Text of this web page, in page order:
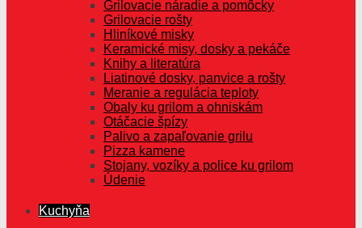
Grilovacie náradie a pomôcky
Grilovacie rošty
Hliníkové misky
Keramické misy, dosky a pekáče
Knihy a literatúra
Liatinové dosky, panvice a rošty
Meranie a regulácia teploty
Obaly ku grilom a ohniskám
Otáčacie špízy
Palivo a zapaľovanie grilu
Pizza kamene
Stojany, vozíky a police ku grilom
Údenie
Kuchyňa